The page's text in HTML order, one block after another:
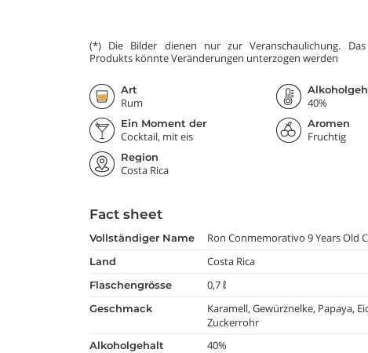
(*) Die Bilder dienen nur zur Veranschaulichung. Das
Produkts könnte Veränderungen unterzogen werden
Art
Rum 40%
Ein Moment der
Degustation
Cocktail, mit eis
Aromen
Fruchtig
Region
Costa Rica
Fact sheet
vollständiger Name Ron Conmemorativo 9 Years Old
land Costa Rica
flaschengrösse 0,7 ℓ
geschmack
Karamell, Gewürznelke, Papaya,
Zuckerrohr
alkoholgehalt 40%